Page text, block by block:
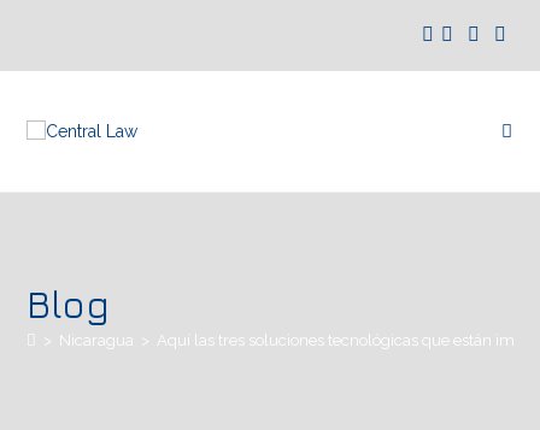
Blog
> Nicaragua > Aquí las tres soluciones tecnológicas que están